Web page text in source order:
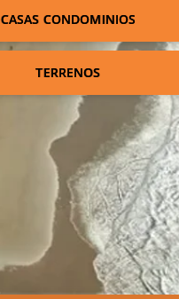
CASAS CONDOMINIOS
TERRENOS